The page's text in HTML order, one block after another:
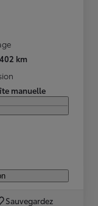
km
manuelle
Sauvegardez